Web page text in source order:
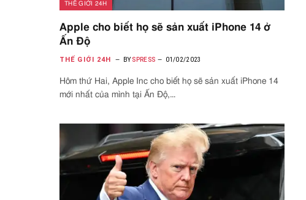
THẾ GIỚI 24H
Apple cho biết họ sẽ sản xuất iPhone 14 ở
Ấn Độ
THẾ GIỚI 24H BY SPRESS 01/02/2023
Hôm thứ Hai, Apple Inc cho biết họ sẽ sản xuất iPhone 14
mới nhất của mình tại Ấn Độ,…